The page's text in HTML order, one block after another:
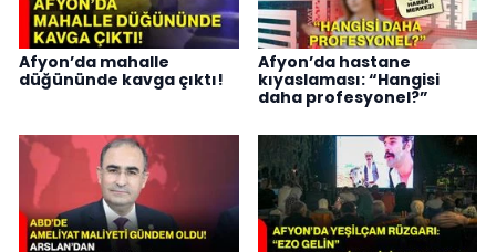
Afyon’da mahalle
düğününde kavga çıktı!
Afyon’da hastane
kıyaslaması: “Hangisi
daha profesyonel?”